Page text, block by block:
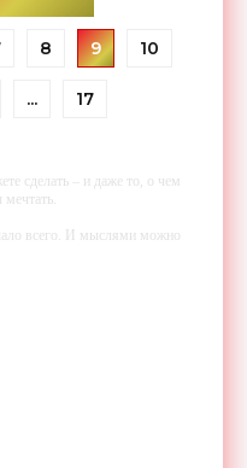
8 9 10
... 17
сделать – и даже то, о чем
всего. И мыслями можно